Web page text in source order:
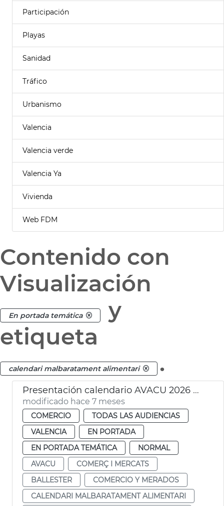
Participación
Playas
Sanidad
Tráfico
Urbanismo
Valencia
Valencia verde
Valencia Ya
Vivienda
Web FDM
Contenido con
Visualización
En portada temática
y
etiqueta
calendari malbaratament alimentari .
Presentación calendario AVACU 2026 desperdicio alimentario
modificado hace 7 meses
COMERCIO
TODAS LAS AUDIENCIAS
VALENCIA
EN PORTADA
EN PORTADA TEMÁTICA
NORMAL
AVACU
COMERÇ I MERCATS
BALLESTER
COMERCIO Y MERADOS
CALENDARI MALBARATAMENT ALIMENTARI